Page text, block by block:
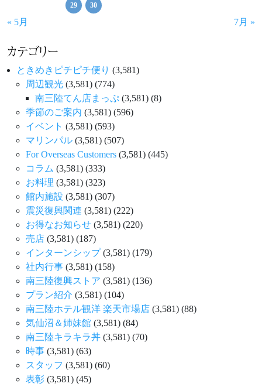
29 30
« 5月 7月 »
カテゴリー
ときめきピチピチ便り (3,581)
周辺観光 (3,581) (774)
南三陸てん店まっぷ (3,581) (8)
季節のご案内 (3,581) (596)
イベント (3,581) (593)
マリンパル (3,581) (507)
For Overseas Customers (3,581) (445)
コラム (3,581) (333)
お料理 (3,581) (323)
館内施設 (3,581) (307)
震災復興関連 (3,581) (222)
お得なお知らせ (3,581) (220)
売店 (3,581) (187)
インターンシップ(3,581) (179)
社内行事 (3,581) (158)
南三陸復興ストア (3,581) (136)
プラン紹介 (3,581) (104)
南三陸ホテル観洋 楽天市場店 (3,581) (88)
気仙沼＆姉妹館 (3,581) (84)
南三陸キラキラ丼 (3,581) (70)
時事 (3,581) (63)
スタッフ (3,581) (60)
表彰 (3,581) (45)